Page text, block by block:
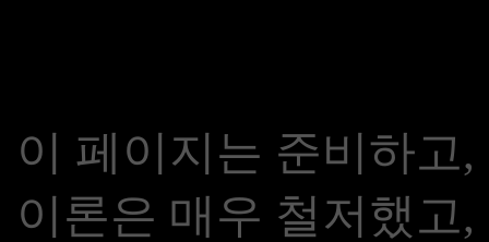
이 페이지는 준비하고
이론은 매우 철저했고